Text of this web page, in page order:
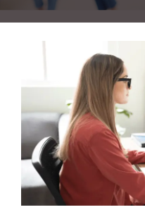
KONTAKT